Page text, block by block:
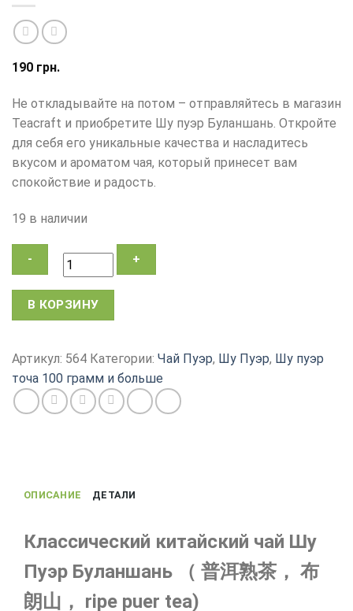
190 грн.
Не откладывайте на потом – отправляйтесь в магазин
Teacraft и приобретите Шу пуэр Буланшань. Откройте
для себя его уникальные качества и насладитесь
вкусом и ароматом чая, который принесет вам
спокойствие и радость.
19 в наличии
Количество
пуэр,
китайский
Шу
Пуэр
В КОРЗИНУ
Артикул: 564 Категории: Чай Пуэр, Шу Пуэр, Шу пуэр
точа 100 грамм и больше
ОПИСАНИЕ ДЕТАЛИ
Классический китайский чай Шу
Пуэр Буланшань （ 普洱熟茶， 布
朗山， ripe puer tea)